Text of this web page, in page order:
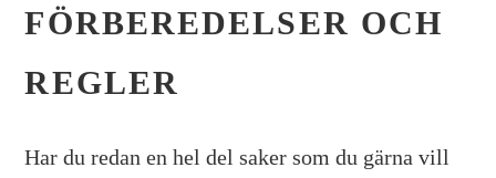
FÖRBEREDELSER OCH
REGLER
Har du redan en hel del saker som du gärna vill